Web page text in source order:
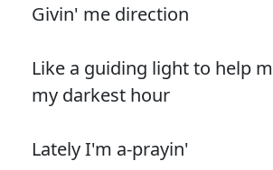
Givin' me direction
Like a guiding light to help
my darkest hour
Lately I'm a-prayin'